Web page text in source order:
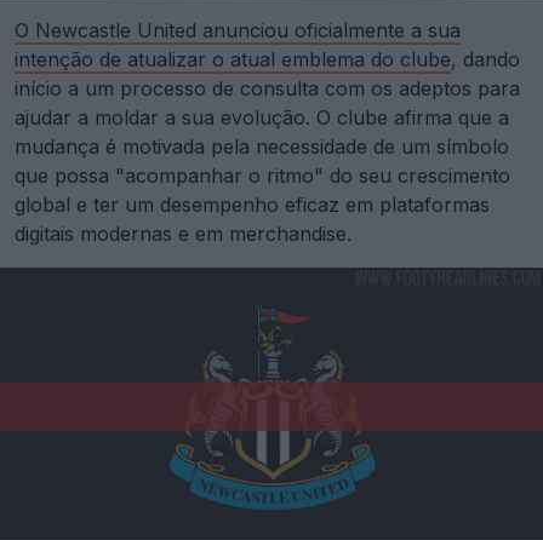
O Newcastle United anunciou oficialmente a sua
intenção de atualizar o atual emblema do clube, dando
início a um processo de consulta com os adeptos para
ajudar a moldar a sua evolução. O clube afirma que a
mudança é motivada pela necessidade de um símbolo
que possa "acompanhar o ritmo" do seu crescimento
global e ter um desempenho eficaz em plataformas
digitais modernas e em merchandise.